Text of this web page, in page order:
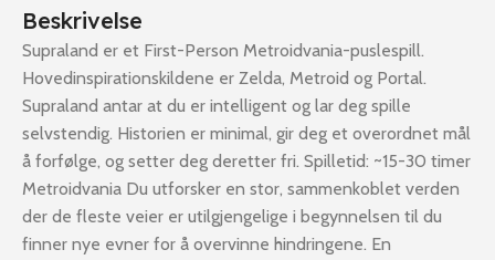
Beskrivelse
Supraland er et First-Person Metroidvania-puslespill.
Hovedinspirationskildene er Zelda, Metroid og Portal.
Supraland antar at du er intelligent og lar deg spille
selvstendig. Historien er minimal, gir deg et overordnet mål
å forfølge, og setter deg deretter fri. Spilletid: ~15-30 timer
Metroidvania Du utforsker en stor, sammenkoblet verden
der de fleste veier er utilgjengelige i begynnelsen til du
finner nye evner for å overvinne hindringene. En